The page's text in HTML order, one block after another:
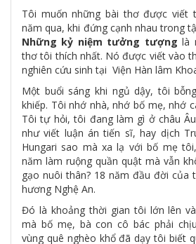
Tôi muốn những bài thơ được viết
năm qua, khi đứng cạnh nhau trong
Những kỷ niệm tưởng tượng là
thơ tôi thích nhất. Nó được viết vào
nghiên cứu sinh tại Viện Hàn lâm
Một buổi sáng khi ngủ dậy, tôi
khiếp. Tôi nhớ nhà, nhớ bố mẹ, nhớ
Tôi tự hỏi, tôi đang làm gì ở châu
như viết luận án tiến sĩ, hay dịch
Hungari sao mà xa lạ với bố mẹ
năm làm ruộng quần quật mà vẫn
gạo nuôi thân? 18 năm đầu đời của
hương Nghệ An.
Đó là khoảng thời gian tôi lớn lên
mà bố mẹ, bà con cô bác phải
vùng quê nghèo khổ đã dạy tôi biết